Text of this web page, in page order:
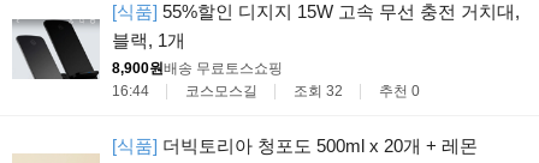
[식품] 55%할인 디지지 15W 고속 무선 충전 거치대,
블랙, 1개
8,900원배송 무료토스쇼핑
16:44
코스모스길 조회 32 추천 0
[식품] 더빅토리아 청포도 500ml x 20개 + 레몬